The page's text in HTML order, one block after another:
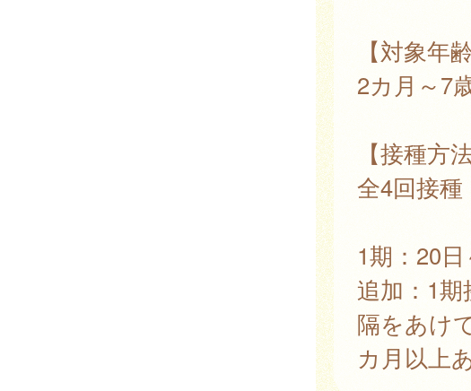
【対象年齢
2カ月～7
【接種方法
全4回接種
1期：20
追加：1
隔をあけ
カ月以上